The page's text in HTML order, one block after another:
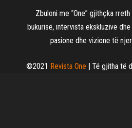
Zbuloni me “One” gjithçka
bukurisë, intervista ekskluzive
pasione dhe vizione të
©2021 Revista One | Të gjitha të